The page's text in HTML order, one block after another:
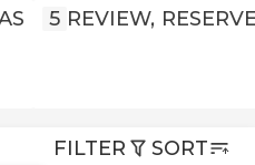
5 REVIEW,
FILTER SORT